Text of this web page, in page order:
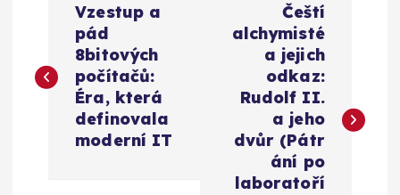
v
Vzestup a
pád
8bitových
počítačů:
Éra, která
definovala
moderní IT
Čeští
alchymisté
a jejich
odkaz:
Rudolf II.
a jeho
dvůr (Pátr
ání po
laboratoří